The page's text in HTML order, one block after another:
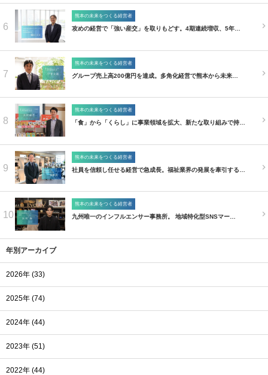
6
熊本の未来をつくる経営者
攻めの経営で「強い産交」を取りもどす。4期連続増収、5年…
7
熊本の未来をつくる経営者
グループ売上高200億円を達成。多角化経営で熊本から未来…
8
熊本の未来をつくる経営者
「食」から「くらし」に事業領域を拡大、新たな取り組みで持…
9
熊本の未来をつくる経営者
社員を信頼し任せる経営で急成長。福祉業界の発展を牽引する…
10
熊本の未来をつくる経営者
九州唯一のインフルエンサー事務所。 地域特化型SNSマー…
年別アーカイブ
2026年 (33)
2025年 (74)
2024年 (44)
2023年 (51)
2022年 (44)